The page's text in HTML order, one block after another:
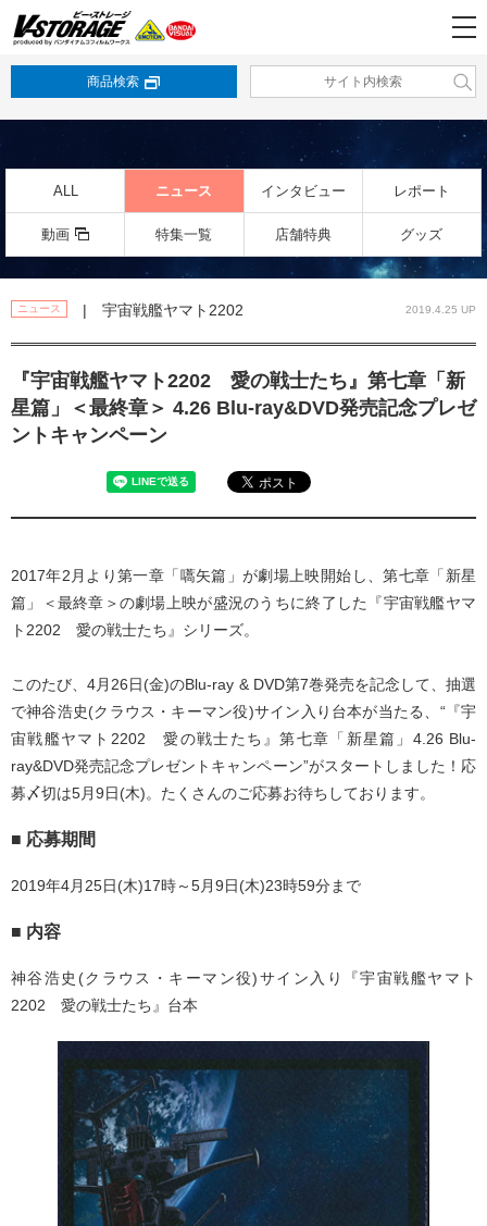
商品検索
ALL ニュース インタビュー レポート
動画 特集一覧 店舗特典 グッズ
ニュース | 宇宙戦艦ヤマト2202 2019.4.25 UP
『宇宙戦艦ヤマト2202 愛の戦士たち』第七章「新
星篇」＜最終章＞ 4.26 Blu-ray&DVD発売記念プレゼ
ントキャンペーン
2017年2月より第一章「嚆矢篇」が劇場上映開始し、第七章「新星
篇」＜最終章＞の劇場上映が盛況のうちに終了した『宇宙戦艦ヤマ
ト2202 愛の戦士たち』シリーズ。
このたび、4月26日(金)のBlu-ray & DVD第7巻発売を記念して、抽選
で神谷浩史(クラウス・キーマン役)サイン入り台本が当たる、“『宇
宙戦艦ヤマト2202 愛の戦士たち』第七章「新星篇」4.26 Blu-
ray&DVD発売記念プレゼントキャンペーン”がスタートしました！応
募〆切は5月9日(木)。たくさんのご応募お待ちしております。
■ 応募期間
2019年4月25日(木)17時～5月9日(木)23時59分まで
■ 内容
神谷浩史(クラウス・キーマン役)サイン入り『宇宙戦艦ヤマト
2202 愛の戦士たち』台本